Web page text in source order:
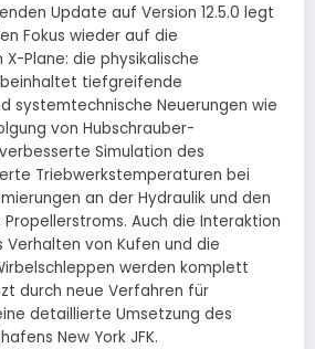
Update auf Version 12.5.0 legt
Fokus wieder auf die
Plane: die physikalische
beinhaltet tiefgreifende
systemtechnische Neuerungen wie
von Hubschrauber-
Simulation des
Triebwerkstemperaturen bei
an der Hydraulik und den
Auch die Interaktion
Verhalten von Kufen und die
werden komplett
durch neue Verfahren für
detaillierte Umsetzung des
New York JFK.